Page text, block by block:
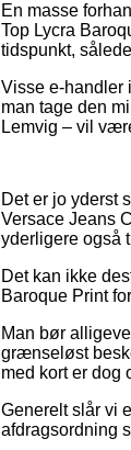
En masse
Top Lycra
tidspunkt,
Visse e-handler
man tage den
Lemvig – vil
Det er jo yderst
Versace Jeans
yderligere også
Det kan ikke
Baroque Print
Man bør
grænseløst
med kort er dog
Generelt slår vi
afdragsordning